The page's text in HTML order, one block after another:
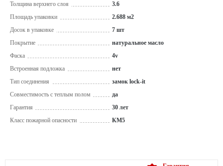
Толщина верхнего слоя
3.6
Площадь упаковки
2.688 м2
Досок в упаковке
7 шт
Покрытие
натуральное масло
Фаска
4v
Встроенная подложка
нет
Тип соединения
замок lock-it
Совместимость с теплым полом
да
Гарантия
30 лет
Класс пожарной опасности
КМ5